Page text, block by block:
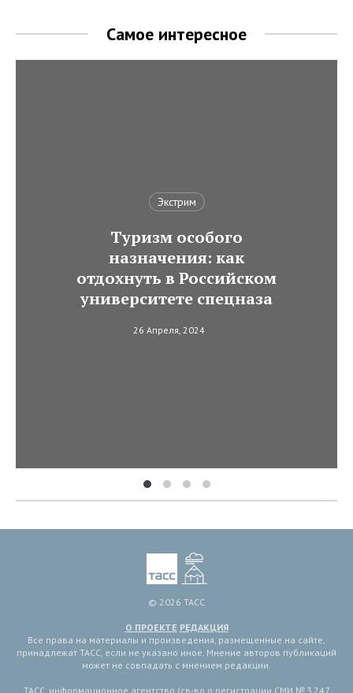
Самое интересное
Экстрим
Туризм особого
назначения: как
отдохнуть в Российском
университете спецназа
26 Апреля, 2024
© 2026 ТАСС
О ПРОЕКТЕ РЕДАКЦИЯ
Все права на материалы и произведения, размещенные на сайте,
принадлежат ТАСС, если не указано иное. Мнение авторов публикаций
может не совпадать с мнением редакции.
ТАСС, информационное агентство (св-во о регистрации СМИ № 3 247